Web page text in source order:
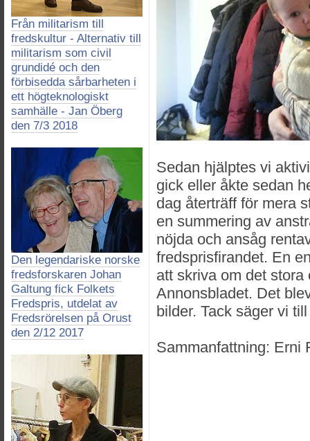
Från militarism till
fredskultur - Alternativ till
militarism som civil
grundidé och den
förbisedda sårbarheten i
ett högteknologiskt
samhälle - Jan Öberg
den 7/3 2018
Den legendariske norske
fredsforskaren Johan
Galtung fick Folkets
Fredspris, utdelat av
Fredsrörelsen på Orust
den 2/12 2017
Sedan hjälptes vi
gick eller åkte sedan
dag återträff för mera
en summering av
nöjda och ansåg
fredsprisfirandet. En
att skriva om det
Annonsbladet. Det
bilder. Tack säger vi
Sammanfattning: Erni